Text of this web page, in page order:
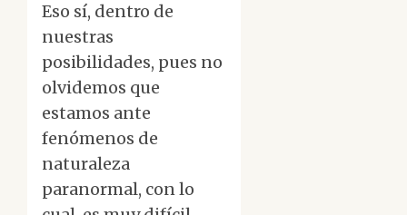
Eso sí, dentro de
nuestras
posibilidades, pues no
olvidemos que
estamos ante
fenómenos de
naturaleza
paranormal, con lo